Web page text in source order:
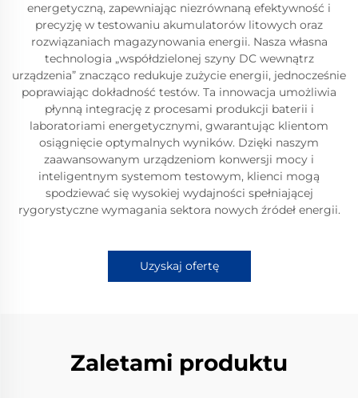
energetyczną, zapewniając niezrównaną efektywność i
precyzję w testowaniu akumulatorów litowych oraz
rozwiązaniach magazynowania energii. Nasza własna
technologia „współdzielonej szyny DC wewnątrz
urządzenia” znacząco redukuje zużycie energii, jednocześnie
poprawiając dokładność testów. Ta innowacja umożliwia
płynną integrację z procesami produkcji baterii i
laboratoriami energetycznymi, gwarantując klientom
osiągnięcie optymalnych wyników. Dzięki naszym
zaawansowanym urządzeniom konwersji mocy i
inteligentnym systemom testowym, klienci mogą
spodziewać się wysokiej wydajności spełniającej
rygorystyczne wymagania sektora nowych źródeł energii.
Uzyskaj ofertę
Zaletami produktu